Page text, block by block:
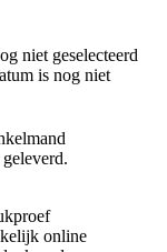
niet geselecteerd
is nog niet
online